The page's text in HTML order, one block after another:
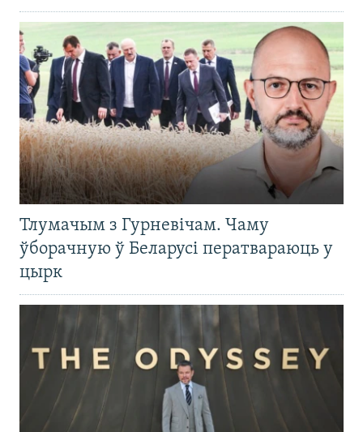
Тлумачым з Гурневічам. Чаму
ўборачную ў Беларусі ператвараюць у
цырк